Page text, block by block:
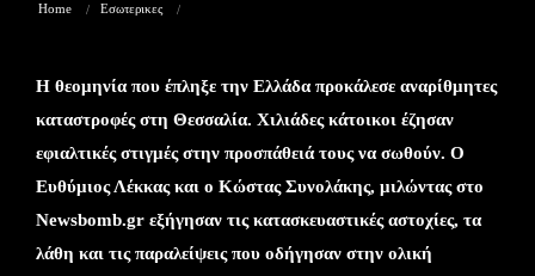
Home Εσωτερικες
Η θεομηνία που έπληξε την Ελλάδα προκάλεσε αναρίθμητες
καταστροφές στη Θεσσαλία. Χιλιάδες κάτοικοι έζησαν
εφιαλτικές στιγμές στην προσπάθειά τους να σωθούν. Ο
Ευθύμιος Λέκκας και ο Κώστας Συνολάκης, μιλώντας στο
Newsbomb.gr εξήγησαν τις κατασκευαστικές αστοχίες, τα
λάθη και τις παραλείψεις που οδήγησαν στην ολική